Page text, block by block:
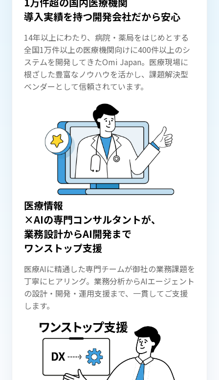
導入実績を持つ開発会社だから安心
14年以上にわたり、病院・薬局をはじめとする
全国1万件以上の医療機関向けに400件以上のシ
ステムを開発してきたOmi Japan。医療現場に
根ざした豊富なノウハウを活かし、課題解決型
ベンダーとして信頼されています。
医療情報
×AIの専門コンサルタントが、
業務設計からAI開発まで
ワンストップ支援
医療AIに精通した専門チームが御社の業務課題を
丁寧にヒアリング。業務分析からAIエージェント
の設計・開発・運用支援まで、一貫してご支援
します。